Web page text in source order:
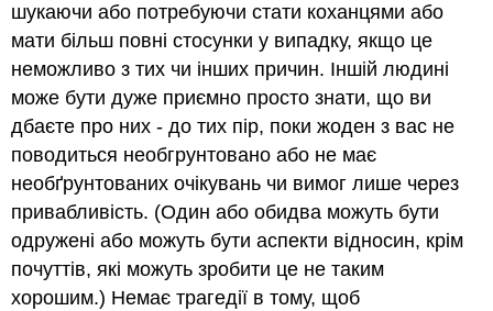
шукаючи або потребуючи стати коханцями або
мати більш повні стосунки у випадку, якщо це
неможливо з тих чи інших причин. Іншій людині
може бути дуже приємно просто знати, що ви
дбаєте про них - до тих пір, поки жоден з вас не
поводиться необгрунтовано або не має
необґрунтованих очікувань чи вимог лише через
привабливість. (Один або обидва можуть бути
одружені або можуть бути аспекти відносин, крім
почуттів, які можуть зробити це не таким
хорошим.) Немає трагедії в тому, щоб